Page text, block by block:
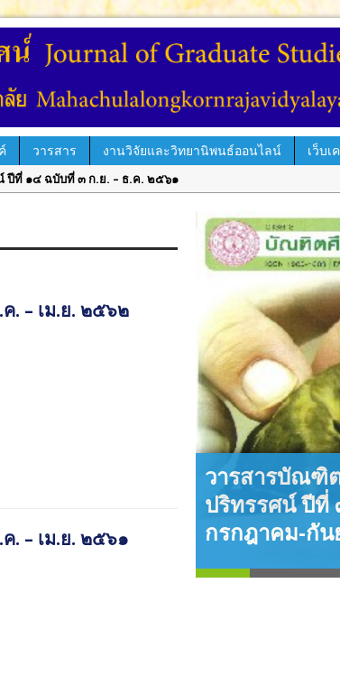
วารสาร งานวิจัยและวิทยานิพนธ์ออนไลน์ เว็บเ
ปีที่ ๑๔ ฉบับที่ ๓ ก.ย. – ธ.ค. ๒๕๖๑
๓ ฉบับที่ ๒ พ.ค.– ส.ค. ๒๕๖๐
บบ ThaiJO ตั้งแต่ปีที่ ๑๕ ฉบับที่ ๑ มกราคม-เมษายน ๖๒ เป็นต้นไป
. – เม.ย. ๒๕๖๒
– เม.ย. ๒๕๖๑
น์ ใช้ระบบ ThaiJO
-เมษายน ๖๒
วารสารบัณฑิ
ปริทรรศน์ ปีที่
กรกฎาคม-กั